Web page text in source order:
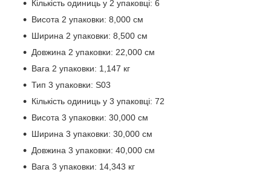
Кількість одиниць у 2 упаковці: 6
Висота 2 упаковки: 8,000 см
Ширина 2 упаковки: 8,500 см
Довжина 2 упаковки: 22,000 см
Вага 2 упаковки: 1,147 кг
Тип 3 упаковки: S03
Кількість одиниць у 3 упаковці: 72
Висота 3 упаковки: 30,000 см
Ширина 3 упаковки: 30,000 см
Довжина 3 упаковки: 40,000 см
Вага 3 упаковки: 14,343 кг